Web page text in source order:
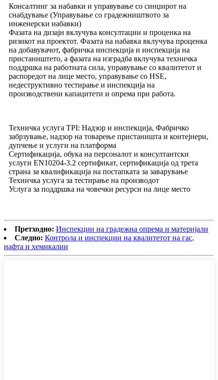
Консалтинг за набавки и управување со синџирот на
снабдување (Управување со градежништвото за
инженерски набавки)
Фазата на дизајн вклучува консултации и проценка на
ризикот на проектот. Фазата на набавка вклучува проценка
на добавувачот, фабричка инспекција и инспекција на
пристаништето, а фазата на изградба вклучува техничка
поддршка на работната сила, управување со квалитетот и
распоредот на лице место, управување со HSE,
недеструктивно тестирање и инспекција на
производствени капацитети и опрема при работа.
Техничка услуга TPI: Надзор и инспекција, Фабричко
забрзување, надзор на товарење пристаништа и контејнери,
дупчење и услуги на платформа
Сертификација, обука на персоналот и консултантски
услуги EN10204-3.2 сертификат, сертификација од трета
страна за квалификација на постапката за заварување
Техничка услуга за тестирање на производот
Услуга за поддршка на човечки ресурси на лице место
Претходно: Инспекции на градежна опрема и материјали
Следно: Контрола и инспекции на квалитетот на гас,
нафта и хемикалии